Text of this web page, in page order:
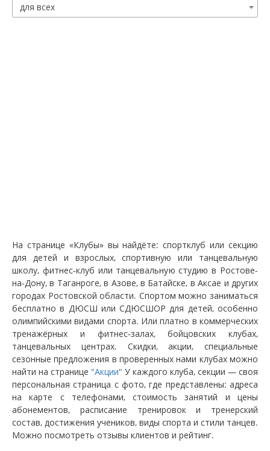
для всех
На странице «Клубы» вы найдёте: спортклуб или секцию
для детей и взрослых, спортивную или танцевальную
школу, фитнес-клуб или танцевальную студию в Ростове-
на-Дону, в Таганроге, в Азове, в Батайске, в Аксае и других
городах Ростовской области. Спортом можно заниматься
бесплатно в ДЮСШ или СДЮСШОР для детей, особенно
олимпийскими видами спорта. Или платно в коммерческих
тренажёрных и фитнес-залах, бойцовских клубах,
танцевальных центрах. Скидки, акции, специальные
сезонные предложения в проверенных нами клубах можно
найти на странице "Акции" У каждого клуба, секции — своя
персональная страница с фото, где представлены: адреса
на карте с телефонами, стоимость занятий и цены
абонементов, расписание тренировок и тренерский
состав, достижения учеников, виды спорта и стили танцев.
Можно посмотреть отзывы клиентов и рейтинг.